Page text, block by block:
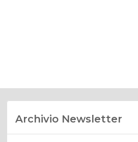
Archivio Newsletter